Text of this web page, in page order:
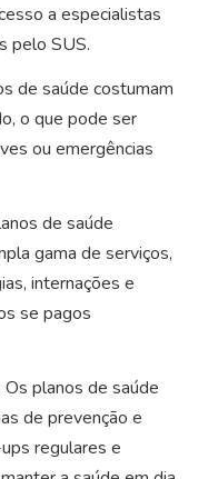
a especialistas
pelo SUS.
de saúde costumam
o que pode ser
ou emergências
de saúde
gama de serviços,
internações e
se pagos
planos de saúde
de prevenção e
regulares e